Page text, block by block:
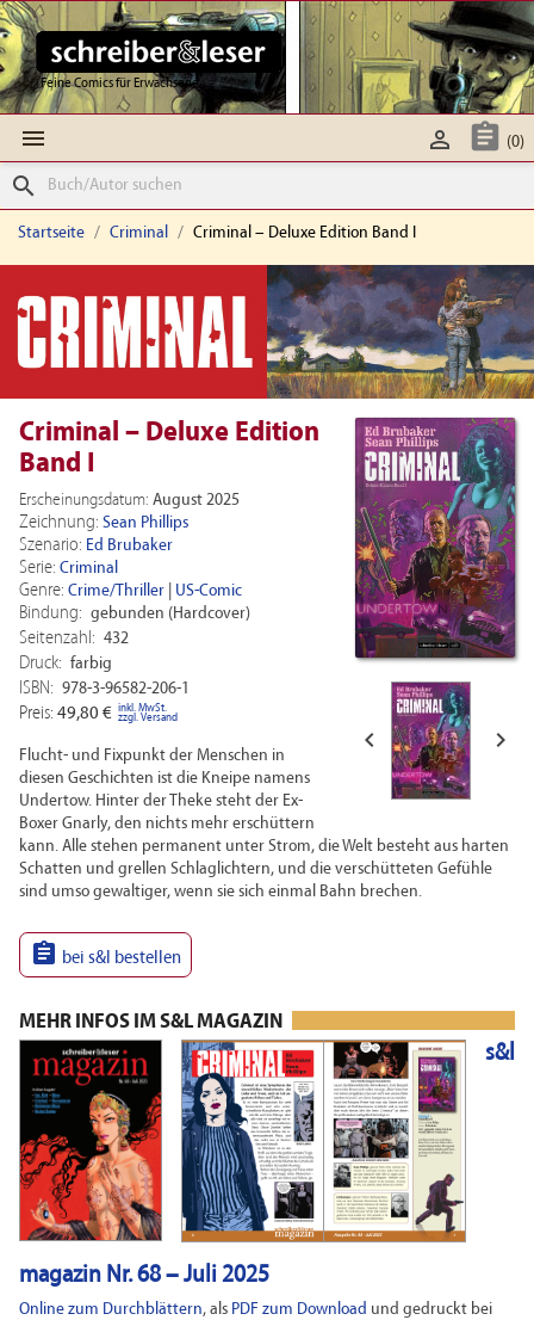
Feine Comics für Erwachsene
  (0)

search
Startseite Criminal Criminal – Deluxe Edition Band I
 
Criminal – Deluxe Edition
Band I
Erscheinungsdatum: August 2025
Zeichnung: Sean Phillips
Szenario: Ed Brubaker
Serie: Criminal
Genre: Crime/Thriller US-Comic
Bindung: gebunden (Hardcover)
Seitenzahl: 432
Druck: farbig
ISBN: 978-3-96582-206-1
Preis: 49,80 € inkl. MwSt.
zzgl. Versand
Flucht- und Fixpunkt der Menschen in
diesen Geschichten ist die Kneipe namens
Undertow. Hinter der Theke steht der Ex-
Boxer Gnarly, den nichts mehr erschüttern
kann. Alle stehen permanent unter Strom, die Welt besteht aus harten
Schatten und grellen Schlaglichtern, und die verschütteten Gefühle
sind umso gewaltiger, wenn sie sich einmal Bahn brechen.
 bei s&l bestellen
MEHR INFOS IM S&L MAGAZIN
s&l
magazin Nr. 68 – Juli 2025
Online zum Durchblättern, als PDF zum Download und gedruckt bei